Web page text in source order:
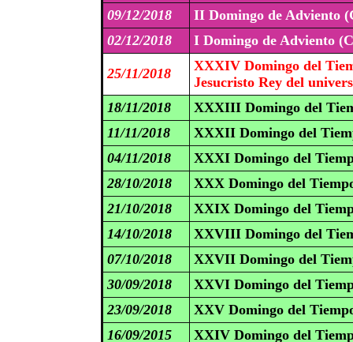
09/12/2018
II Domingo de Adviento
02/12/2018
I Domingo de Adviento
25/11/2018
XXXIV Domingo del
Jesucristo Rey del
18/11/2018
XXXIII Domingo del
11/11/2018
XXXII Domingo del
04/11/2018
XXXI Domingo del
28/10/2018
XXX Domingo del
21/10/2018
XXIX Domingo del
14/10/2018
XXVIII Domingo del
07/10/2018
XXVII Domingo del
30/09/2018
XXVI Domingo del
23/09/2018
XXV Domingo del
16/09/2015
XXIV Domingo del